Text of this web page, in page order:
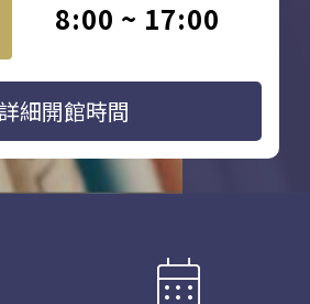
8:00 ~ 17:00
細開館時間
calendar_month